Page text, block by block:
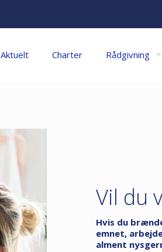
Aktuelt Charter Rådgivning
Vil du
Hvis du
emnet,
alment